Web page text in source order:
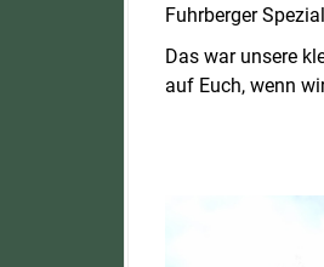
Fuhrberger
Das war unsere
auf Euch, wenn